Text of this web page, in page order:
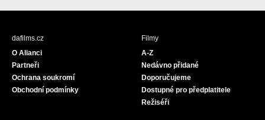
c
s
u
dafilms.cz
O Alianci
Partneři
Ochrana soukromí
Obchodní podmínky
Filmy
A-Z
Nedávno přidané
Doporučujeme
Dostupné pro předplatitele
Režiséři